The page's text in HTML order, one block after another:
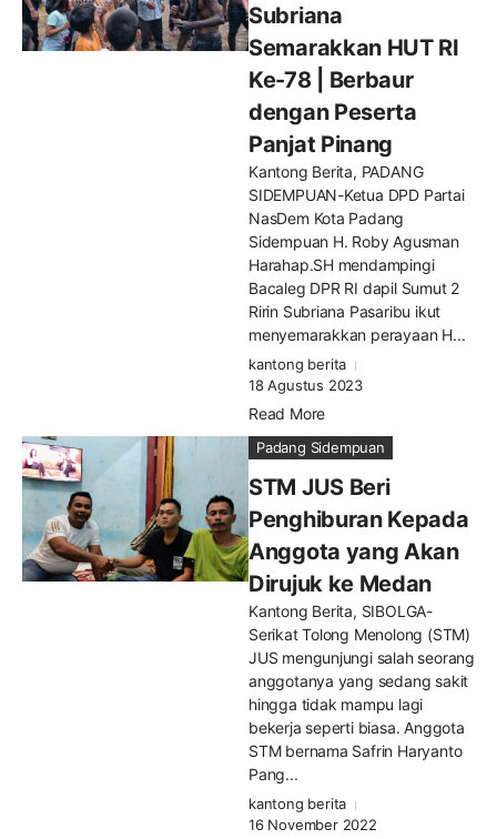
Subriana
Semarakkan HUT RI
Ke-78 | Berbaur
dengan Peserta
Panjat Pinang
Kantong Berita, PADANG
SIDEMPUAN-Ketua DPD Partai
NasDem Kota Padang
Sidempuan H. Roby Agusman
Harahap.SH mendampingi
Bacaleg DPR RI dapil Sumut 2
Ririn Subriana Pasaribu ikut
menyemarakkan perayaan H...
kantong berita
18 Agustus 2023
Read More
Padang Sidempuan
STM JUS Beri
Penghiburan Kepada
Anggota yang Akan
Dirujuk ke Medan
Kantong Berita, SIBOLGA-
Serikat Tolong Menolong (STM)
JUS mengunjungi salah seorang
anggotanya yang sedang sakit
hingga tidak mampu lagi
bekerja seperti biasa. Anggota
STM bernama Safrin Haryanto
Pang...
kantong berita
16 November 2022